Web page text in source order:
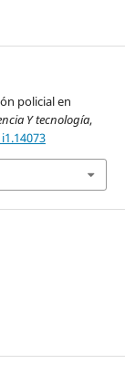
policial en
Y tecnología,